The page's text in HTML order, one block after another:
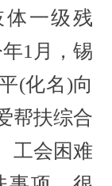
一级残
1月，锡
(化名)向
帮扶综合
工会困难